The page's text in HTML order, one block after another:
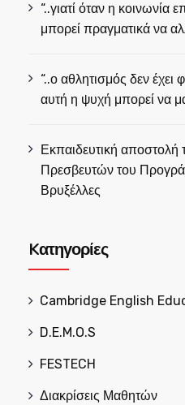
“..γιατί όταν η κοινωνία
μπορεί πραγματικά να
“..ο αθλητισμός δεν
αυτή η ψυχή μπορεί να
Εκπαιδευτική
Πρεσβευτών του
Βρυξέλλες
Kατηγορίες
Cambridge English
D.E.M.O.S
FESTECH
Διακρίσεις Μαθητών